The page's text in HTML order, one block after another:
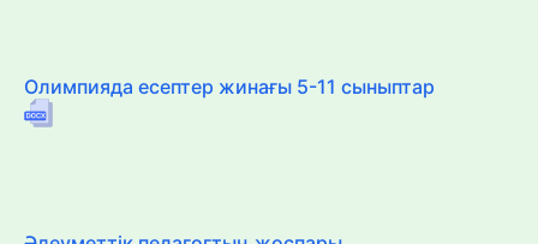
Олимпияда есептер жинағы 5-11 сыныптар